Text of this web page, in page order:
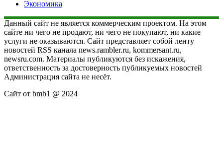
Экономика
Данный сайт не является коммерческим проектом. На этом
сайте ни чего не продают, ни чего не покупают, ни какие
услуги не оказываются. Сайт представляет собой ленту
новостей RSS канала news.rambler.ru, kommersant.ru,
newsru.com. Материалы публикуются без искажения,
ответственность за достоверность публикуемых новостей
Администрация сайта не несёт.
Сайт от bmb1 @ 2024